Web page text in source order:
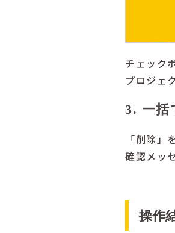
チェック
プロジェ
3. 一括
「削除」
確認メッ
操作